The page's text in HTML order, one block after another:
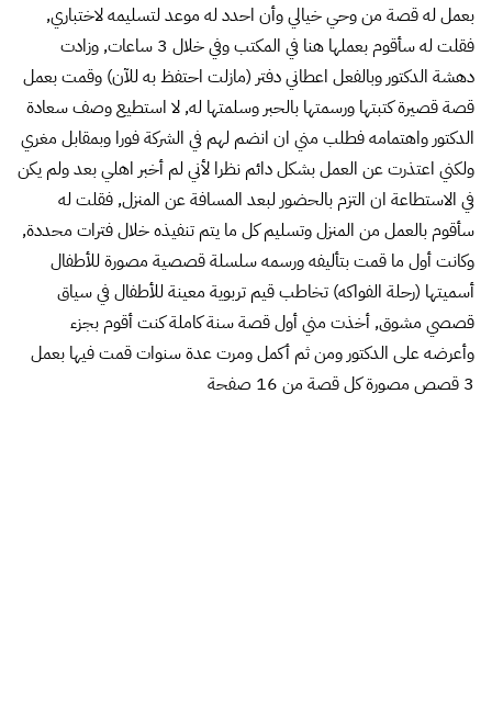
بعمل له قصة من وحي خيالي وأن احدد له موعد لتسليمه لاختباري,
فقلت له سأقوم بعملها هنا في المكتب وفي خلال 3 ساعات, وزادت
دهشة الدكتور وبالفعل اعطاني دفتر (مازلت احتفظ به للآن) وقمت بعمل
قصة قصيرة كتبتها ورسمتها بالحبر وسلمتها له, لا استطيع وصف سعادة
الدكتور واهتمامه فطلب مني ان انضم لهم في الشركة فورا وبمقابل مغري
ولكني اعتذرت عن العمل بشكل دائم نظرا لأني لم أخبر اهلي بعد ولم يكن
في الاستطاعة ان التزم بالحضور لبعد المسافة عن المنزل, فقلت له
سأقوم بالعمل من المنزل وتسليم كل ما يتم تنفيذه خلال فترات محددة,
وكانت أول ما قمت بتأليفه ورسمه سلسلة قصصية مصورة للأطفال
أسميتها (رحلة الفواكه) تخاطب قيم تربوية معينة للأطفال في سياق
قصصي مشوق, أخذت مني أول قصة سنة كاملة كنت أقوم بجزء
وأعرضه على الدكتور ومن ثم أكمل ومرت عدة سنوات قمت فيها بعمل
3 قصص مصورة كل قصة من 16 صفحة